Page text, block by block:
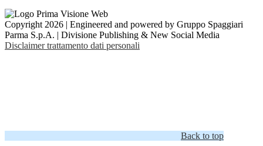
Copyright 2026 | Engineered and powered by Gruppo Spaggiari
Parma S.p.A. | Divisione Publishing & New Social Media
Disclaimer trattamento dati personali
Back to top